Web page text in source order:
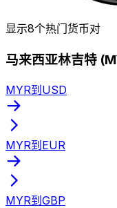
显示8个热门货币对
马来西亚林吉特
MYR到USD
MYR到EUR
MYR到GBP